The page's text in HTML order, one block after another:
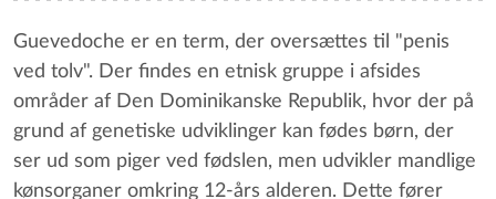
Guevedoche er en term, der oversættes til "penis
ved tolv". Der findes en etnisk gruppe i afsides
områder af Den Dominikanske Republik, hvor der på
grund af genetiske udviklinger kan fødes børn, der
ser ud som piger ved fødslen, men udvikler mandlige
kønsorganer omkring 12-års alderen. Dette fører